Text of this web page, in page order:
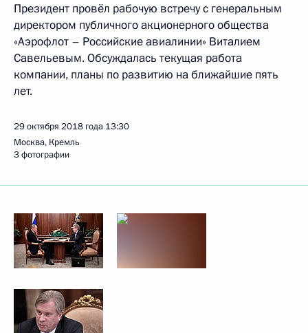
Президент провёл рабочую встречу с генеральным
директором публичного акционерного общества
«Аэрофлот – Российские авиалинии» Виталием
Савельевым. Обсуждалась текущая работа
компании, планы по развитию на ближайшие пять
лет.
29 октября 2018 года 13:30
Москва, Кремль
3 фотографии